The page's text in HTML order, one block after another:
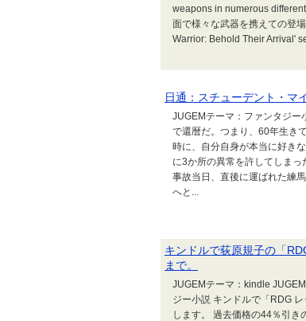
weapons in numerous
面で様々な武器を携えての登
Warrior: Behold Their Arrival'
日通：スチューデント・マ
JUGEMテーマ：ファンタジ
で還暦だ。つまり、60年生き
時に、自分自身が本当に好き
に3か所の異常を許してしまっ
事故当日、直後に運ばれた練
へと...
キンドルで荻原規子の「
まで。
JUGEMテーマ：kindle
ジー小説 キンドルで「RDG
します。 過去価格の44％引